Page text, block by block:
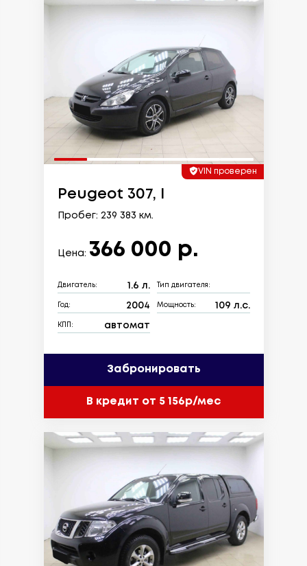
VIN проверен
Peugeot 307, I
Пробег: 239 383 км.
Цена: 366 000 р.
Двигатель: 1.6 л. Тип двигателя:
Год: 2004 Мощность: 109 л.с.
КПП: автомат
Забронировать
В кредит от 5 156р/мес